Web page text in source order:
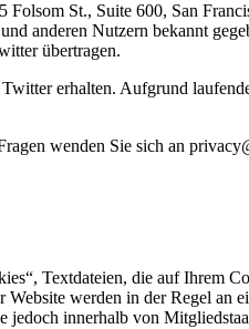
Folsom St., Suite 600, San
anderen Nutzern bekannt
übertragen.
erhalten. Aufgrund
wenden Sie sich an
Textdateien, die auf Ihrem
werden in der Regel an
innerhalb von